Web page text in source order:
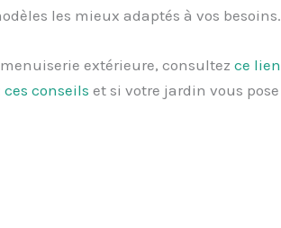
les mieux adaptés à vos besoins.
extérieure, consultez ce lien
ces conseils et si votre jardin vous pose